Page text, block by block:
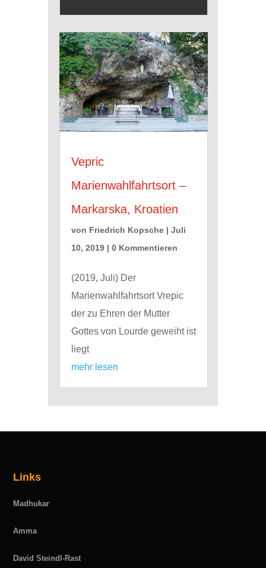
Vepric
Marienwahlfahrtsort –
Markarska, Kroatien
von Friedrich Kopsche| Juli
10, 2019| 0 Kommentieren
(2019, Juli) Der
Marienwahlfahrtsort Vrepic
der zu Ehren der Mutter
Gottes von Lourde geweiht ist
liegt
mehr lesen
Links
Madhukar
Amma
David Steindl-Rast